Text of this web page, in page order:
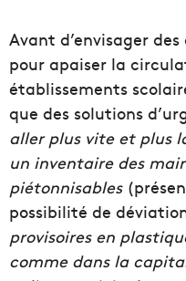
Avant d’envisager
pour apaiser la
établissements
que des solutions
aller plus vite et plus
un inventaire des
piétonnisables
possibilité de
provisoires en
comme dans la